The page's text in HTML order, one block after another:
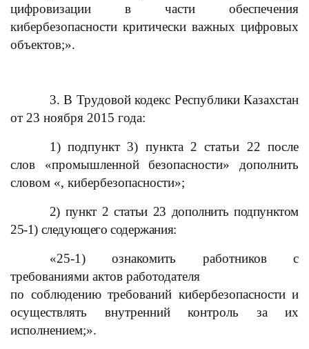
цифровизации в части обеспечения
кибербезопасности критически важных цифровых
объектов;».
3. В Трудовой кодекс Республики Казахстан
от 23 ноября 2015 года:
1) подпункт 3) пункта 2 статьи 22 после
слов «промышленной безопасности» дополнить
словом «, кибербезопасности»;
2) пункт 2 статьи 23 дополнить подпунктом
25-1) следующего содержания:
«25-1) ознакомить работников с
требованиями актов работодателя
по соблюдению требований кибербезопасности и
осуществлять внутренний контроль за их
исполнением;».